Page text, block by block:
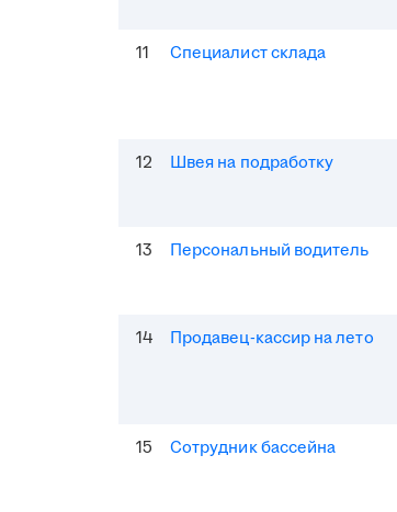
11 Специалист склада
12 Швея на подработку
13 Персональный водитель
14 Продавец-кассир на лето
15 Сотрудник бассейна